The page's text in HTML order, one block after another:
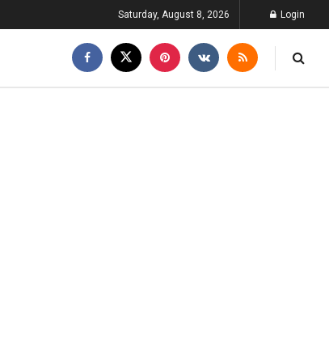
Saturday, August 8, 2026 Login